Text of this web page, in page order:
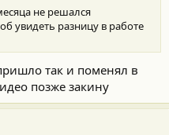
не решался
увидеть разницу в работе
так и поменял в
позже закину